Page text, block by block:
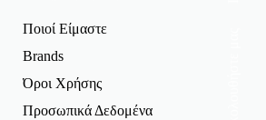
Ποιοί Είμαστε
Brands
Όροι Χρήσης
Προσωπικά Δεδομένα